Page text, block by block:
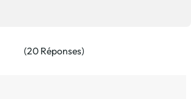
(20 Réponses)